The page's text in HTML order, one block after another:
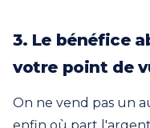
3. Le bénéfice
votre point de
On ne vend pas un
enfin où part